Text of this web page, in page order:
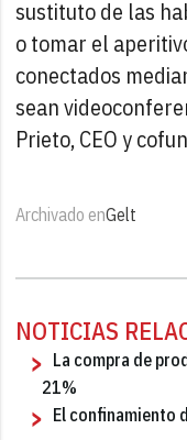
sustituto de las
o tomar el
conectados
sean
Prieto, CEO y
Archivado enGelt
NOTICIAS
La compra de
21%
El confinamiento